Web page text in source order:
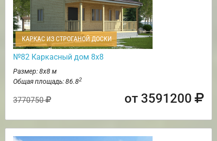
КАРКАС ИЗ СТРОГАНОЙ ДОСКИ
№82 Каркасный дом 8х8
Размер: 8х8 м
Общая площадь: 86.82
3770750 от 3591200